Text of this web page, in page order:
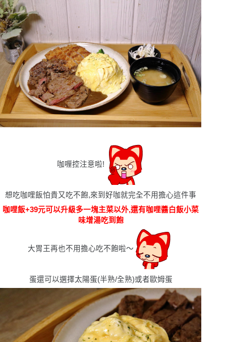
咖喱控注意啦!
想吃咖哩飯怕貴又吃不飽,來到好咖就完全不用擔心這件事
咖哩飯+39元可以升級多一塊主菜以外,還有咖哩醬白飯小菜
味增湯吃到飽
大胃王再也不用擔心吃不飽啦〜
蛋還可以選擇太陽蛋(半熟/全熟)或者歐姆蛋